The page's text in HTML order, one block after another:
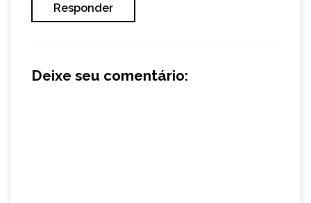
Responder
Deixe seu comentário: